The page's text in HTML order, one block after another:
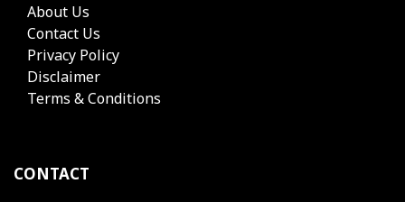
About Us
Contact Us
Privacy Policy
Disclaimer
Terms & Conditions
CONTACT